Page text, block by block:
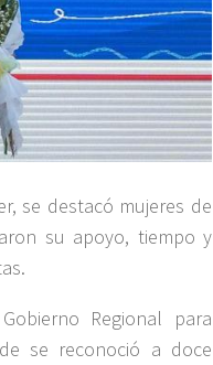
se destacó mujeres de
su apoyo, tiempo y
Regional para
se reconoció a doce